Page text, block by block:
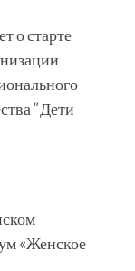
о старте
“Дети
«Женское